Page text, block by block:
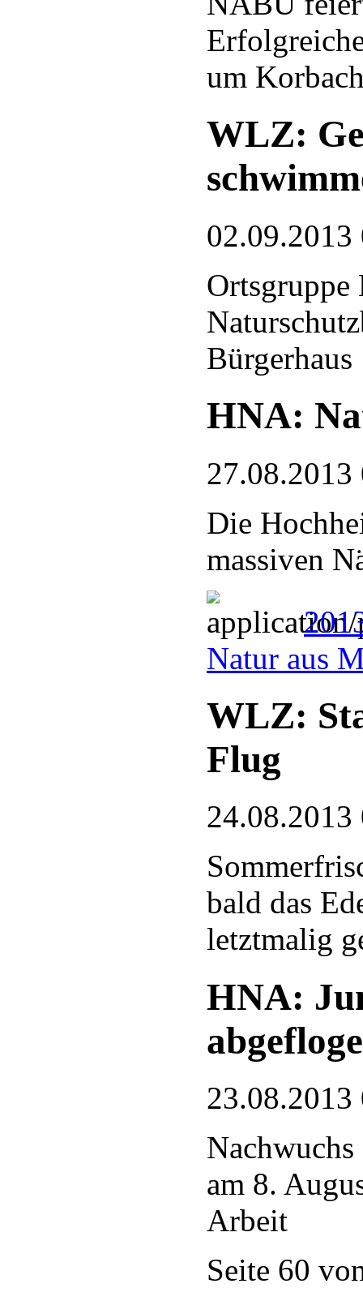
um
WLZ:
02.09.2013
Ortsgruppe
Bürgerhaus
HNA:
27.08.2013
Die
massiven
Natur aus
WLZ:
Flug
24.08.2013
bald das
letztmalig
HNA:
23.08.2013
am 8.
Arbeit
Seite 60